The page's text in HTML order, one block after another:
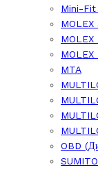
Mini-Fit
MOLEX
MOLEX
MTA
OBD